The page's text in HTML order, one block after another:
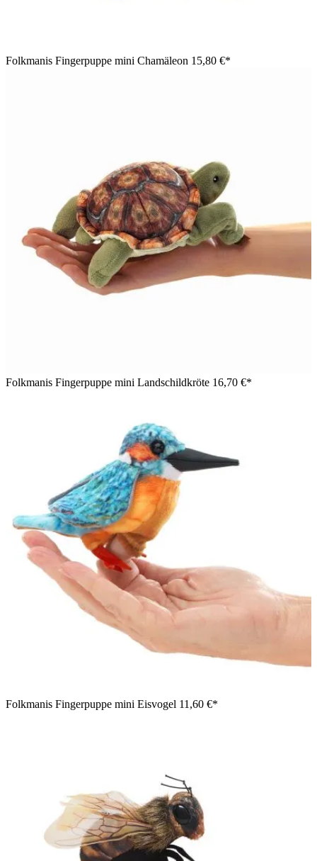
Folkmanis Fingerpuppe mini Chamäleon 15,80 €*
Folkmanis Fingerpuppe mini Landschildkröte 16,70 €*
Folkmanis Fingerpuppe mini Eisvogel 11,60 €*